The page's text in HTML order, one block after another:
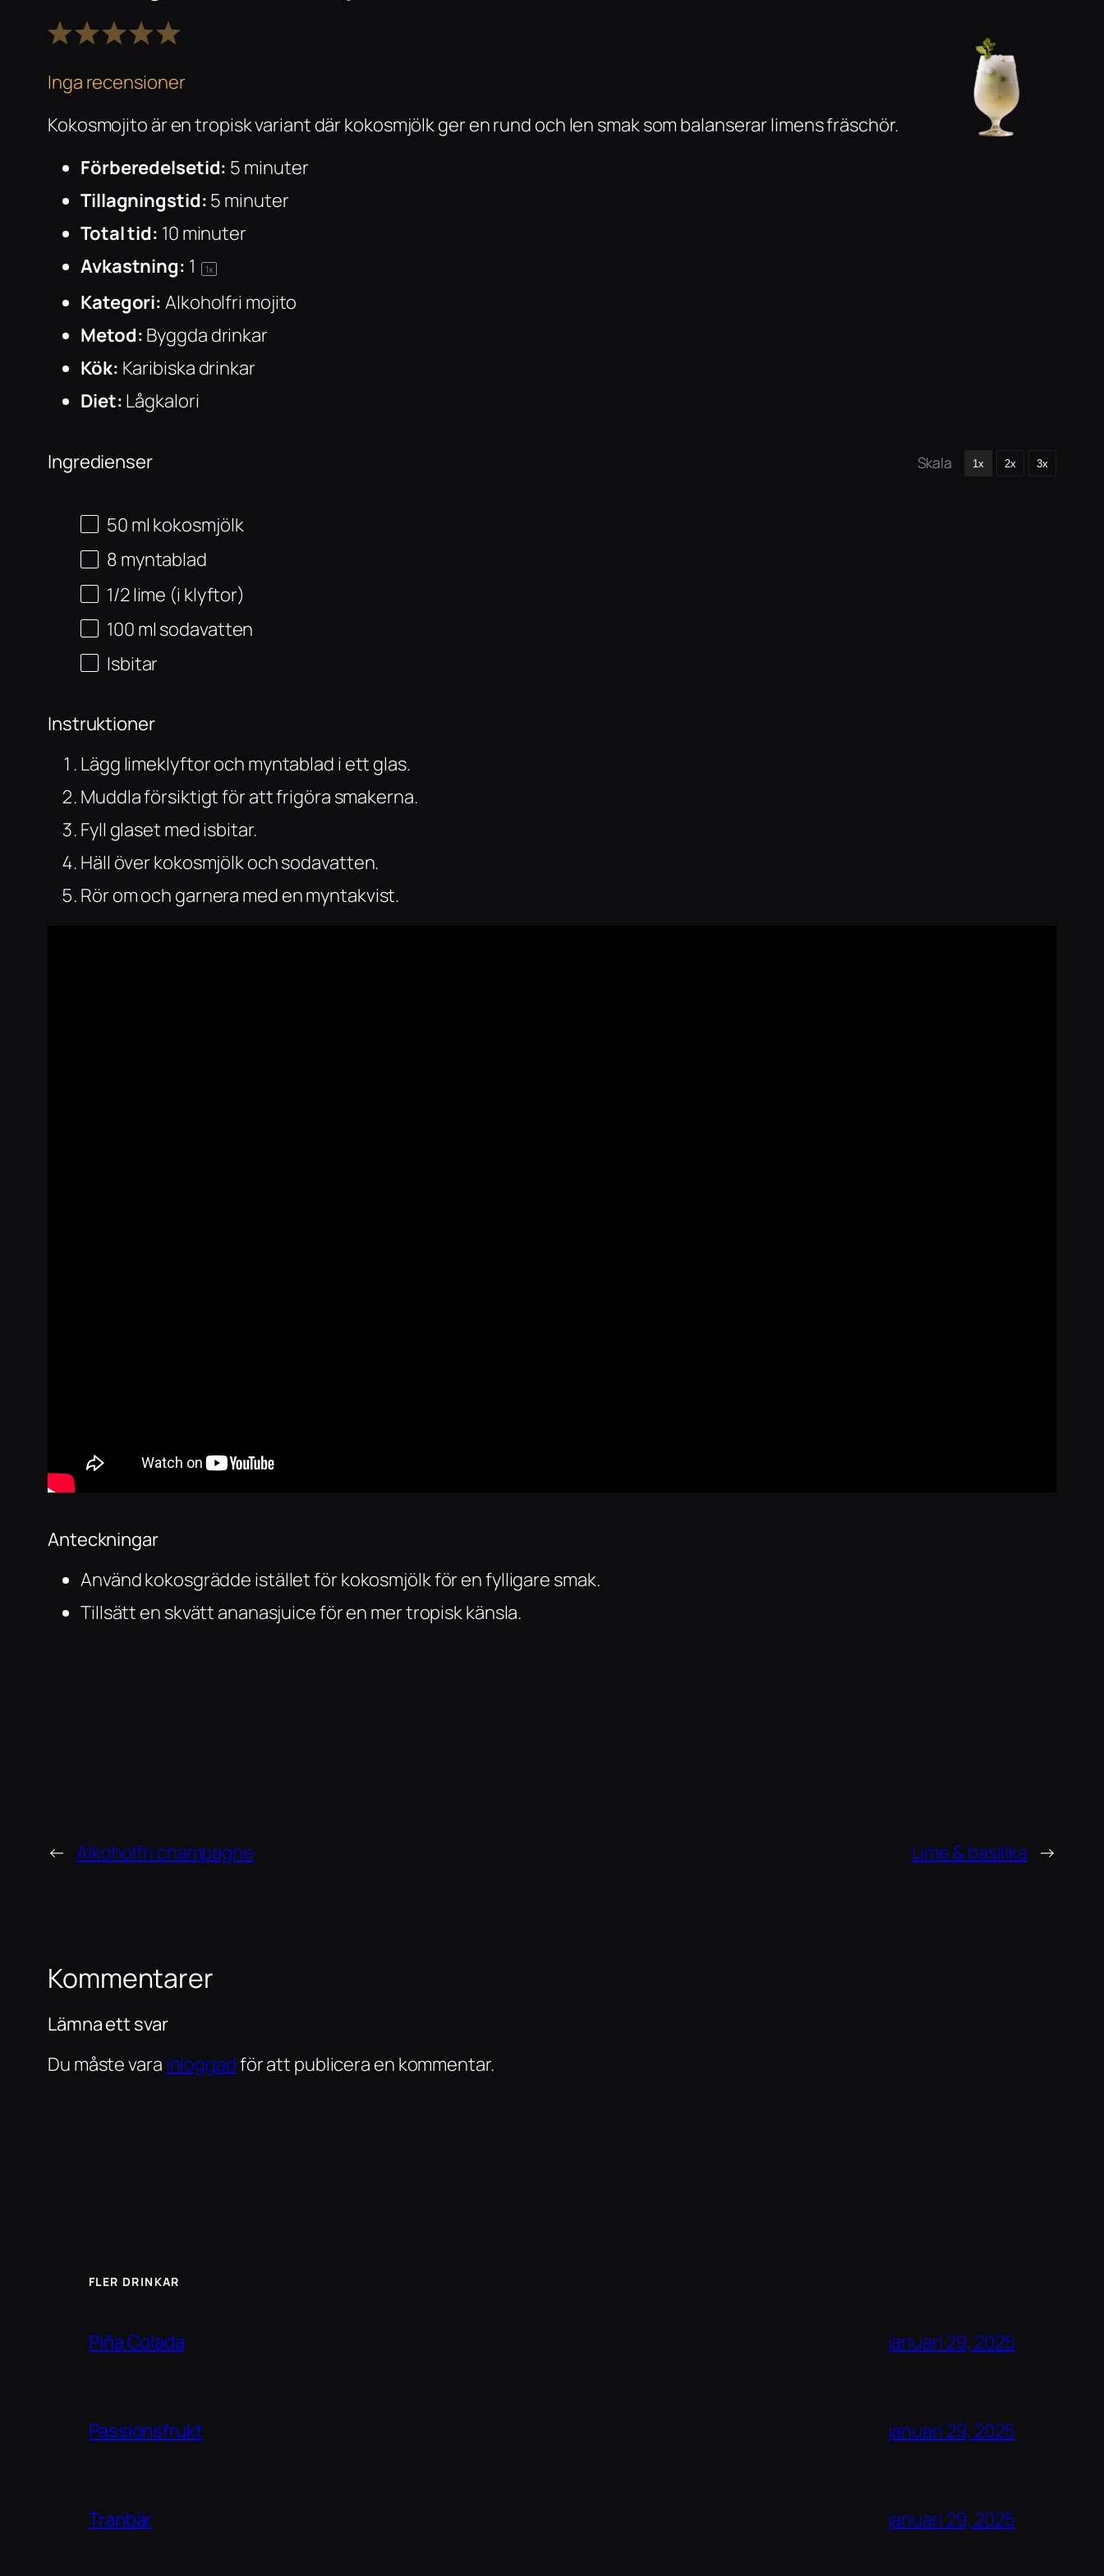
5
4
3
2
1
Inga recensioner
Kokosmojito är en tropisk variant där kokosmjölk ger en rund och len smak som balanserar limens fräschör.
Förberedelsetid: 5 minuter
Tillagningstid: 5 minuter
Total tid: 10 minuter
Avkastning: 1 1x
Kategori: Alkoholfri mojito
Metod: Byggda drinkar
Kök: Karibiska drinkar
Diet: Lågkalori
Ingredienser Skala 1x 2x 3x
50 ml kokosmjölk
8 myntablad
1/2lime (i klyftor)
100 ml sodavatten
Isbitar
Instruktioner
Lägg limeklyftor och myntablad i ett glas.
Muddla försiktigt för att frigöra smakerna.
Fyll glaset med isbitar.
Häll över kokosmjölk och sodavatten.
Rör om och garnera med en myntakvist.
Anteckningar
Använd kokosgrädde istället för kokosmjölk för en fylligare smak.
Tillsätt en skvätt ananasjuice för en mer tropisk känsla.
← Alkoholfri champagne Lime & basilika →
Kommentarer
Lämna ett svar
Du måste vara inloggadför att publicera en kommentar.
FLER DRINKAR
Piña Colada januari 29, 2025
Passionsfrukt januari 29, 2025
Tranbär januari 29, 2025